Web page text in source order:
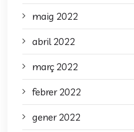
maig 2022
abril 2022
març 2022
febrer 2022
gener 2022